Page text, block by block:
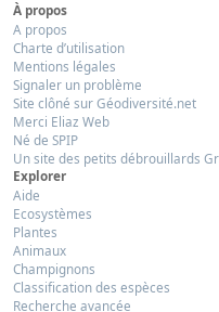
À propos
A propos
Charte d’utilisation
Mentions légales
Signaler un problème
Site clôné sur Géodiversité.net
Merci Eliaz Web
Né de SPIP
Un site des petits débrouillards
Explorer
Aide
Ecosystèmes
Plantes
Animaux
Champignons
Classification des espèces
Recherche avancée